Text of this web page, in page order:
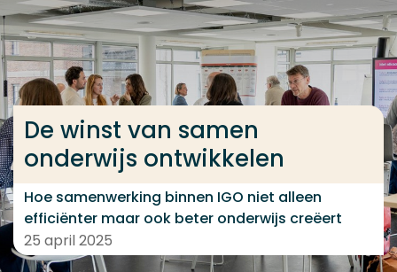
Ga direct naar de content
... > 25-De winst van samen onderwijs ontwikkelen
De winst van samen
onderwijs ontwikkelen
Hoe samenwerking binnen IGO niet alleen
efficiënter maar ook beter onderwijs creëert
25 april 2025
Veel gezocht
Opleiding
Contact